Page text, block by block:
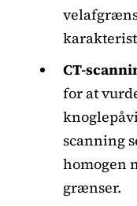
CT-
for at
scanning
homogen
grænser.